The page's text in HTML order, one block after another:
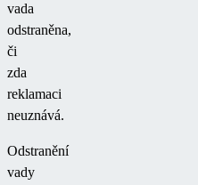
vada
odstraněna,
či
zda
reklamaci
neuznává.
Odstranění
vady